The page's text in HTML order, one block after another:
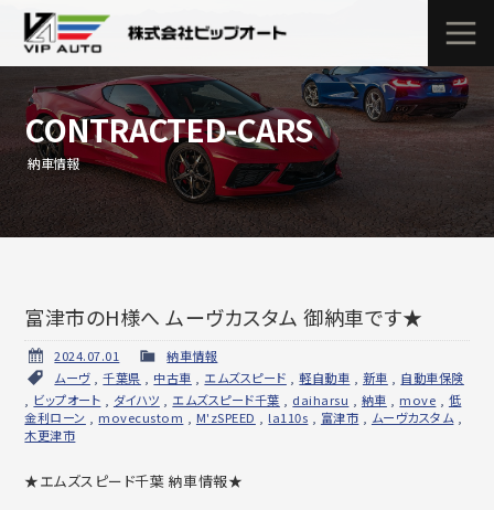
CONTRACTED-CARS
納車情報
富津市のH様へ ムーヴカスタム 御納車です★
2024.07.01
納車情報
ムーヴ,千葉県 中古車 エムズスピード ,軽自動車 新車
自動車保険
ビップオート ダイハツ エムズスピード千葉 daiharsu 納車 move
低
金利ローン
movecustom M'zSPEED la110s 富津市 ムーヴカスタム
木更津市
★エムズスピード千葉 納車情報★